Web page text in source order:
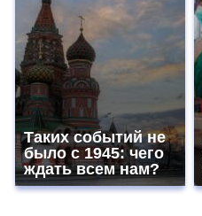
Таких событий не
было с 1945: чего
ждать всем нам?